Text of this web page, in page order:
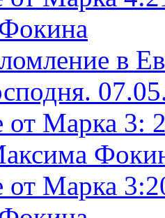
в
от Марка 3:
от Марка